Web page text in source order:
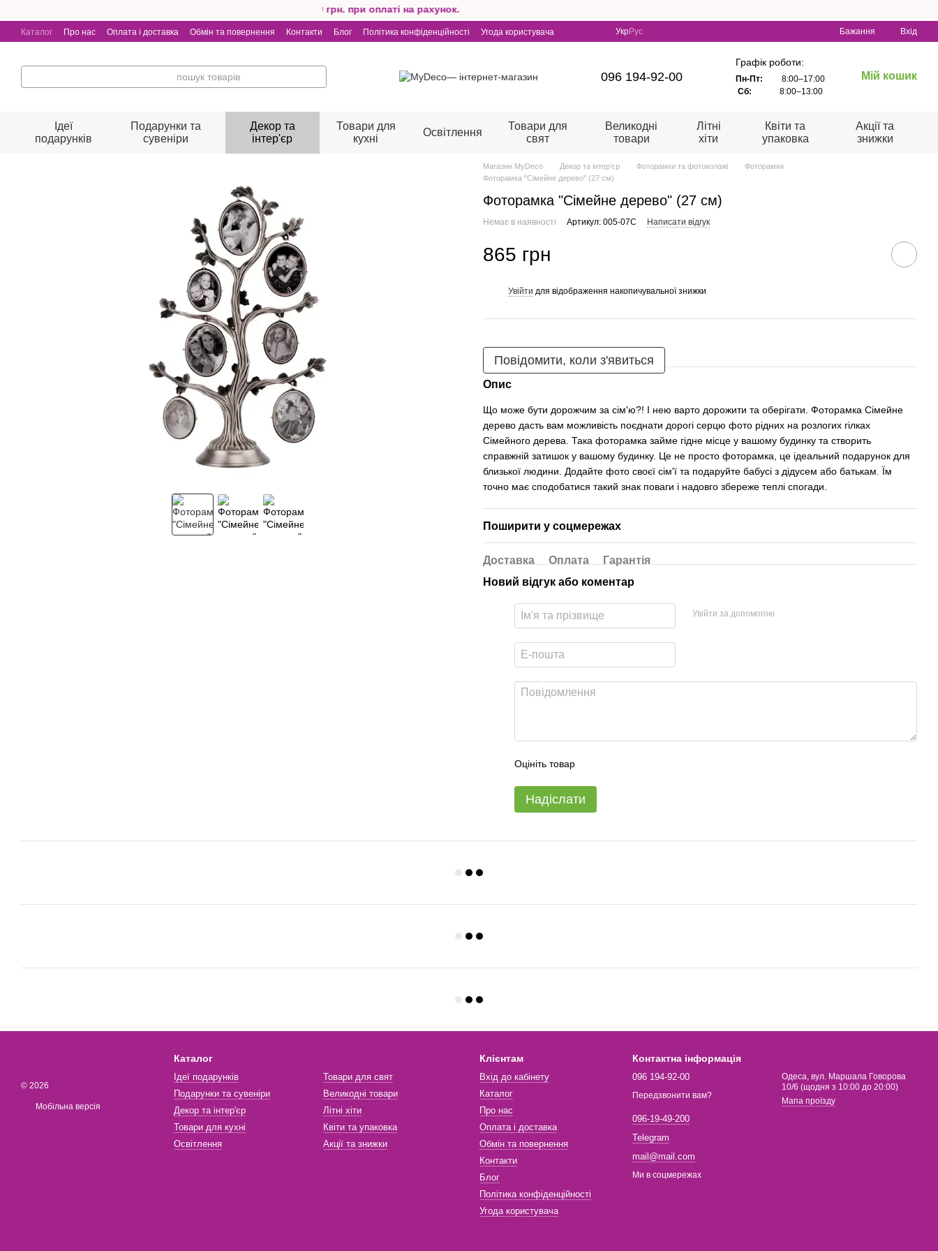
Безкоштовна доставка від 1500 грн. при оплаті на рахунок.
Каталог Про нас Оплата і доставка Обмін та повернення Контакти Блог Політика конфіденційності Угода користувача УкрРус Бажання Вхід
096 194-92-00
Графік роботи:
Пн-Пт:
8:00–17:00
Сб:
8:00–13:00
Мій кошик
Ідеї
подарунків
Подарунки та
сувеніри
Декор та
інтер'єр
Товари для
кухні
Освітлення
Товари для
свят
Великодні
товари
Літні
хіти
Квіти та
упаковка
Акції та
знижки
Магазин MyDeco Декор та інтер'єр Фоторамки та фотоколажі
Фоторамки
Фоторамка "Сімейне дерево" (27 см)
Фоторамка "Сімейне дерево" (27 см)
Немає в наявності Артикул: 005-07C Написати відгук
865 грн
Увійти для відображення накопичувальної знижки
Повідомити, коли з'явиться
Опис
Що може бути дорожчим за сім'ю?! І нею варто дорожити та оберігати. Фоторамка Сімейне
дерево дасть вам можливість поєднати дорогі серцю фото рідних на розлогих гілках
Сімейного дерева. Така фоторамка займе гідне місце у вашому будинку та створить
справжній затишок у вашому будинку. Це не просто фоторамка, це ідеальний подарунок для
близької людини. Додайте фото своєї сім'ї та подаруйте бабусі з дідусем або батькам. Їм
точно має сподобатися такий знак поваги і надовго збереже теплі спогади.
Поширити у соцмережах
Доставка Оплата
Гарантія
Новий відгук або коментар
Увійти за допомогою
Оцініть товар
Надіслати
© 2026
Мобільна версія
Каталог
Ідеї подарунків
Подарунки та сувеніри
Декор та інтер'єр
Товари для кухні
Освітлення
Товари для свят
Великодні товари
Літні хіти
Квіти та упаковка
Акції та знижки
Клієнтам
Вхід до кабінету
Каталог
Про нас
Оплата і доставка
Обмін та повернення
Контакти
Блог
Політика конфіденційності
Угода користувача
Контактна інформація
096 194-92-00
Передзвонити вам?
096-19-49-200
Telegram
mail@mail.com
Одеса, вул. Маршала Говорова
10/6 (щодня з 10:00 до 20:00)
Мапа проїзду
Ми в соцмережах